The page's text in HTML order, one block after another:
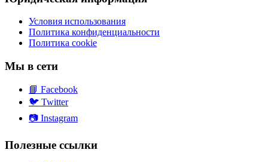
Условия использования
Политика конфиденциальности
Политика cookie
Мы в сети
📘 Facebook
🐦 Twitter
📷 Instagram
Полезные ссылки